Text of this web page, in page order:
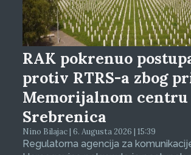
RAK pokrenuo
protiv RTRS-a zbog
Memorijalnom centru
Srebrenica
Nino Bilajac | 6. Augusta 2026 | 15:39
Regulatorna agencija za